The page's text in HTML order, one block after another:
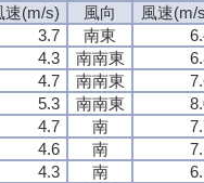
速(m/s)
風向
風速(m/
3.7 南東
4.3 南南東
4.7 南南東
5.3 南南東
4.7 南
4.6 南
4.3 南